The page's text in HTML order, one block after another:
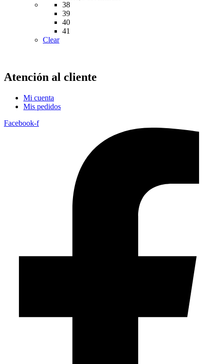
38
39
40
41
Clear
Atención al cliente
Mi cuenta
Mis pedidos
Facebook-f